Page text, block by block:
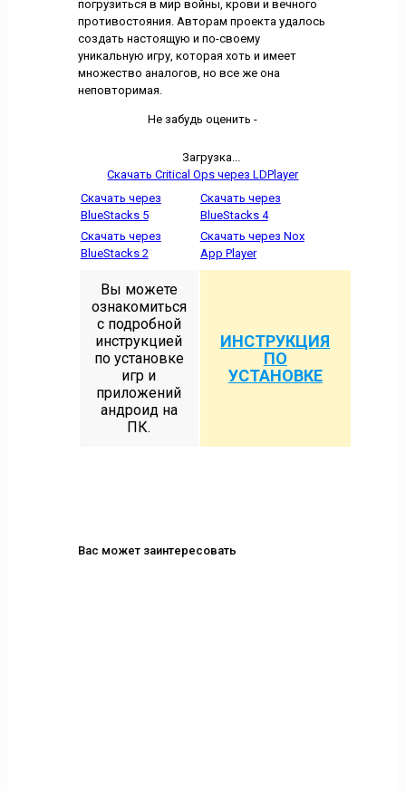
погрузиться в мир войны, крови и вечного
противостояния. Авторам проекта удалось
создать настоящую и по-своему
уникальную игру, которая хоть и имеет
множество аналогов, но все же она
неповторимая.
Не забудь оценить -
Загрузка...
Скачать Critical Ops через LDPlayer
Скачать через
BlueStacks 5
Скачать через
BlueStacks 4
Скачать через
BlueStacks 2
Скачать через Nox
App Player
Вы можете
ознакомиться
с подробной
инструкцией
по установке
игр и
приложений
андроид на
ПК.
ИНСТРУКЦИЯ
ПО
УСТАНОВКЕ
Вас может заинтересовать